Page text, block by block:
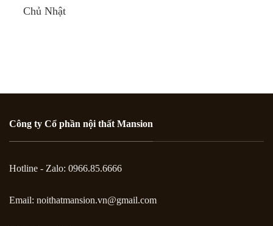
Chủ Nhật
Công ty Cổ phần nội thất Mansion
Hotline - Zalo: 0966.85.6666
Email: noithatmansion.vn@gmail.com